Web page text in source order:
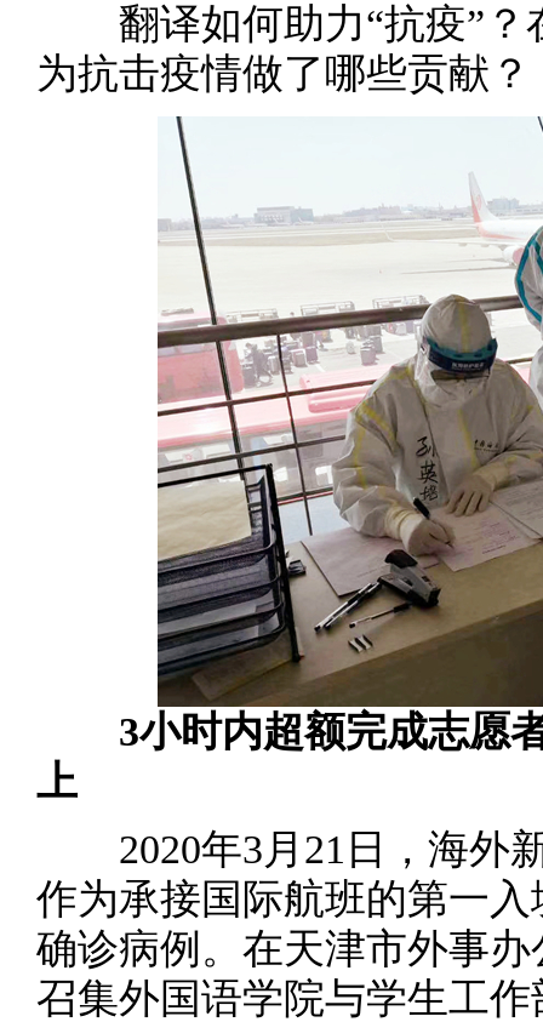
翻译如何助力“抗疫”？
为抗击疫情做了哪些贡献？
3小时内超额完成志愿
上
2020年3月21日，海外
作为承接国际航班的第一
确诊病例。在天津市外事
召集外国语学院与学生工